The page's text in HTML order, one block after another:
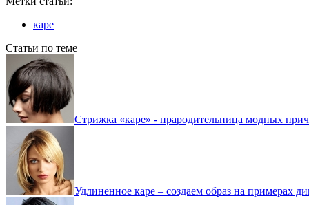
каре
Статьи по теме
Стрижка «каре» - прародительница модных
Удлиненное каре – создаем образ на примерах